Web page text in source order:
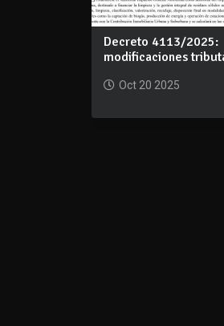
Decreto 4113/2025:
modificaciones
Oct 20 2025